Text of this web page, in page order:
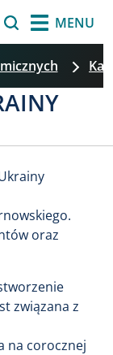
MENU
oraz
związana z
na corocznej